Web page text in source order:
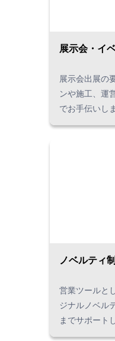
展示会・イ
展示会出展の
ンや施工、運
でお手伝いし
ベントサポー
ノベルティ
営業ツールと
ジナルノベル
までサポート